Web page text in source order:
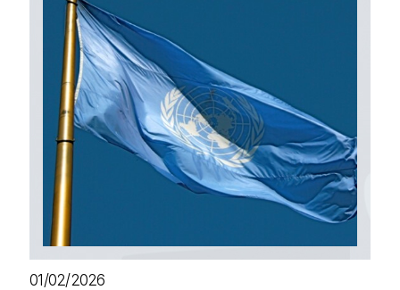
01/02/2026